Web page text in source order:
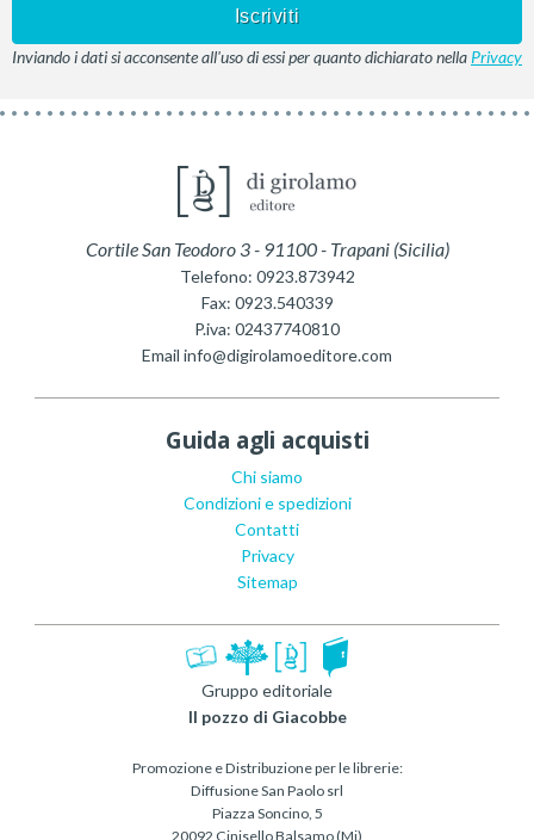
Inviando i dati si acconsente all'uso di essi per quanto dichiarato nella Privacy
Cortile San Teodoro 3- 91100- Trapani(Sicilia)
Telefono: 0923.873942
Fax: 0923.540339
P.iva: 02437740810
Email info@digirolamoeditore.com
Guida agli acquisti
Chi siamo
Condizioni e spedizioni
Contatti
Privacy
Sitemap
Gruppo editoriale
Il pozzo di Giacobbe
Promozione e Distribuzione per le librerie:
Diffusione San Paolo srl
Piazza Soncino, 5
20092 Cinisello Balsamo (Mi)